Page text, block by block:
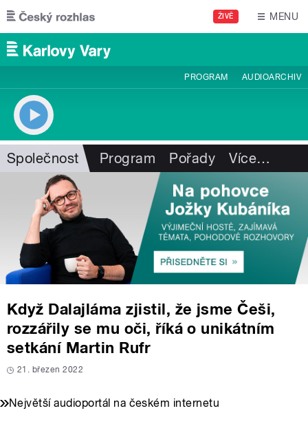
Přejít k hlavnímu obsahu
ŽIVĚ MENU
PROGRAM AUDIOARCHIV
Společnost Program Pořady Více…
Když Dalajláma zjistil, že jsme Češi,
rozzářily se mu oči, říká o unikátním
setkání Martin Rufr
21. březen 2022
Největší audioportál na českém internetu